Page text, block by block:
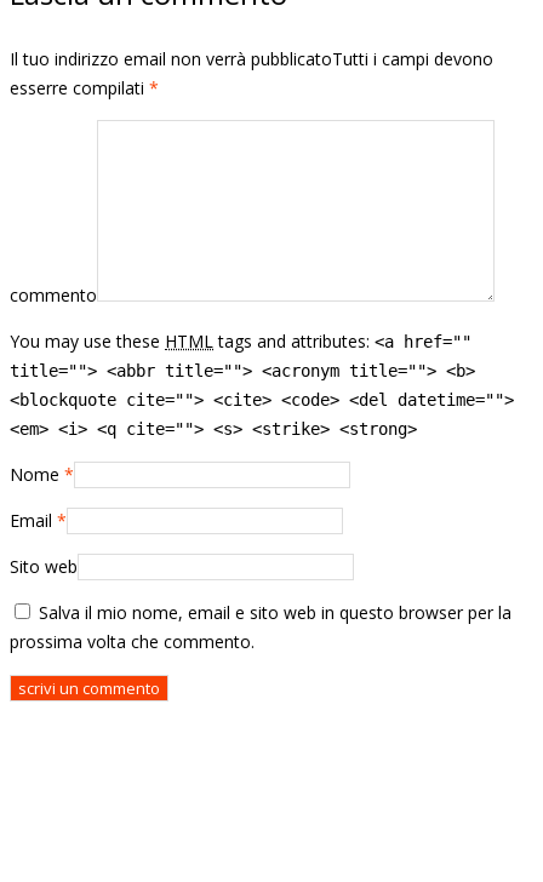
Il tuo indirizzo email non verrà pubblicatoTutti i campi devono
esserre compilati *
commento
You may use these HTML tags and attributes: <a href=""
title=""> <abbr title=""> <acronym title=""> <b>
<blockquote cite=""> <cite> <code> <del datetime="">
<em> <i> <q cite=""> <s> <strike> <strong>
Nome *
Email *
Sito web
Salva il mio nome, email e sito web in questo browser per la
prossima volta che commento.